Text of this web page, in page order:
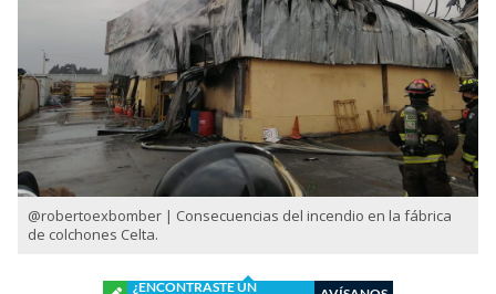
@robertoexbomber | Consecuencias del incendio en la fábrica
de colchones Celta.
¿ENCONTRASTE UN